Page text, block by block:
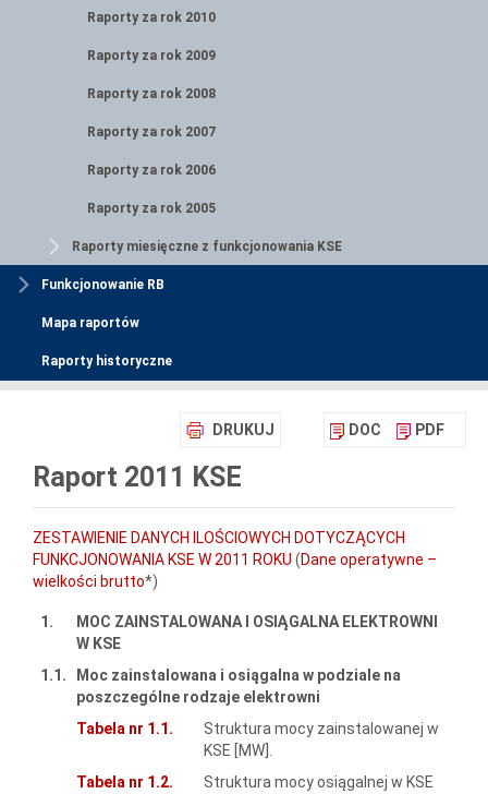
Raporty za rok 2010
Raporty za rok 2009
Raporty za rok 2008
Raporty za rok 2007
Raporty za rok 2006
Raporty za rok 2005
Raporty miesięczne z funkcjonowania KSE
Funkcjonowanie RB
Mapa raportów
Raporty historyczne
DRUKUJ DOC PDF
Raport 2011 KSE
ZESTAWIENIE DANYCH ILOŚCIOWYCH DOTYCZĄCYCH
FUNKCJONOWANIA KSE W 2011 ROKU (Dane operatywne –
wielkości brutto*)
1.
MOC ZAINSTALOWANA I OSIĄGALNA ELEKTROWNI
W KSE
1.1.
Moc zainstalowana i osiągalna w podziale na
poszczególne rodzaje elektrowni
Tabela nr 1.1.
Struktura mocy zainstalowanej w
KSE [MW].
Tabela nr 1.2.
Struktura mocy osiągalnej w KSE